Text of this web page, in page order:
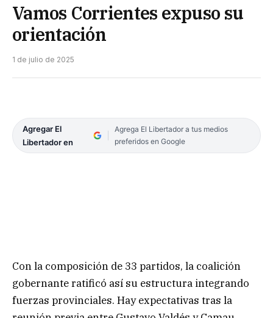
Vamos Corrientes expuso su
orientación
1 de julio de 2025
Agregar El
Libertador en
Agrega El Libertador a tus medios
preferidos en Google
Con la composición de 33 partidos, la coalición
gobernante ratificó así su estructura integrando
fuerzas provinciales. Hay expectativas tras la